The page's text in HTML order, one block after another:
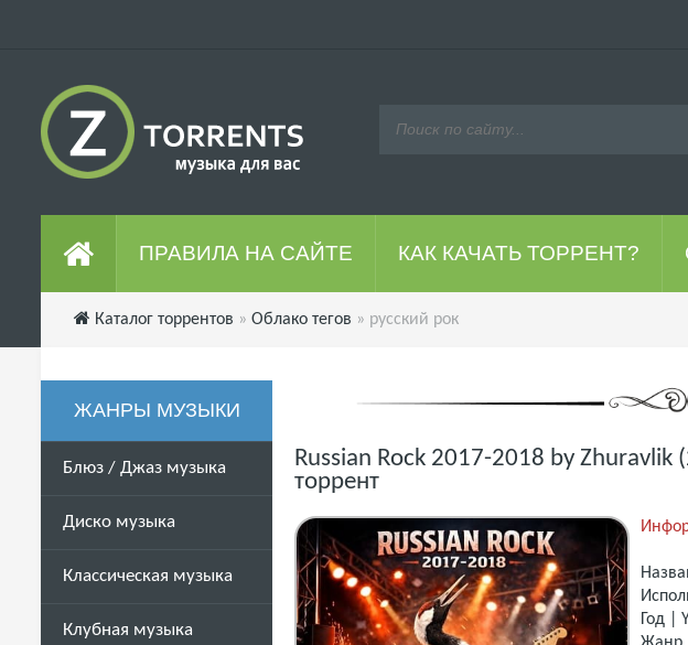
ПРАВИЛА НА САЙТЕ КАК КАЧАТЬ ТОРРЕНТ?
Каталог торрентов » Облако тегов » русский рок
ЖАНРЫ МУЗЫКИ
Блюз / Джаз музыка
Диско музыка
Классическая музыка
Клубная музыка
Russian Rock 2017-2018 by Zhuravlik
торрент
Год |